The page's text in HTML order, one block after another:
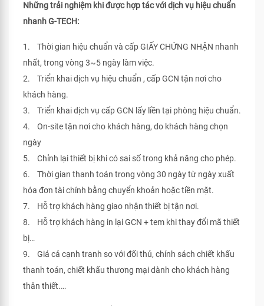
Những trải nghiệm khi được hợp tác với dịch vụ hiệu chuẩn
nhanh G-TECH:
1. Thời gian hiệu chuẩn và cấp GIẤY CHỨNG NHẬN nhanh
nhất, trong vòng 3~5 ngày làm việc.
2. Triển khai dịch vụ hiệu chuẩn , cấp GCN tận nơi cho
khách hàng.
3. Triển khai dịch vụ cấp GCN lấy liền tại phòng hiệu chuẩn.
4. On-site tận nơi cho khách hàng, do khách hàng chọn
ngày
5. Chỉnh lại thiết bị khi có sai số trong khả năng cho phép.
6. Thời gian thanh toán trong vòng 30 ngày từ ngày xuất
hóa đơn tài chính bằng chuyển khoản hoặc tiền mặt.
7. Hỗ trợ khách hàng giao nhận thiết bị tận nơi.
8. Hỗ trợ khách hàng in lại GCN + tem khi thay đổi mã thiết
bị…
9. Giá cả cạnh tranh so với đối thủ, chính sách chiết khấu
thanh toán, chiết khấu thương mại dành cho khách hàng
thân thiết.…